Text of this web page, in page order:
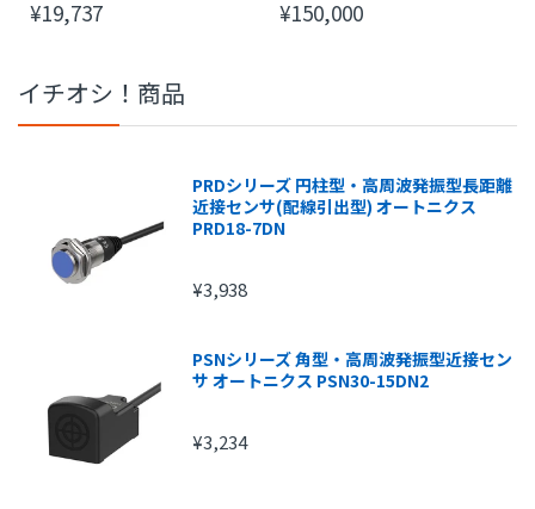
¥19,737 ¥150,000
イチオシ！商品
PRDシリーズ 円柱型・高周波発振型長距離
近接センサ(配線引出型) オートニクス
PRD18-7DN
¥3,938
PSNシリーズ 角型・高周波発振型近接セン
サ オートニクス PSN30-15DN2
¥3,234